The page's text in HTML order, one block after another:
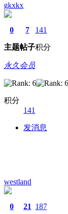
gkxkx
0
主题
7
帖子
141
积分
永久会员
积分
141
发消息
westland
0 21 187